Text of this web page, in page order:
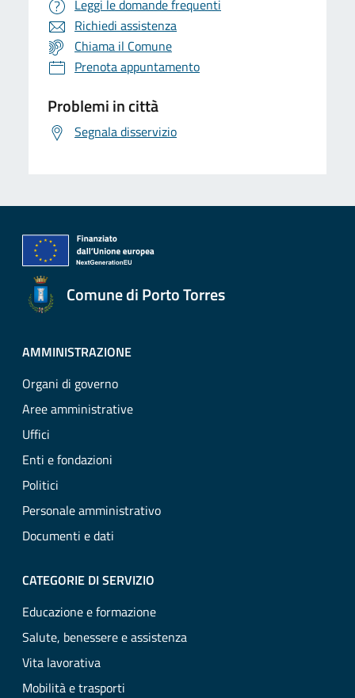
Leggi le domande frequenti
Richiedi assistenza
Chiama il Comune
Prenota appuntamento
Problemi in città
Segnala disservizio
Comune di Porto Torres
AMMINISTRAZIONE
Organi di governo
Aree amministrative
Uffici
Enti e fondazioni
Politici
Personale amministrativo
Documenti e dati
CATEGORIE DI SERVIZIO
Educazione e formazione
Salute, benessere e assistenza
Vita lavorativa
Mobilità e trasporti